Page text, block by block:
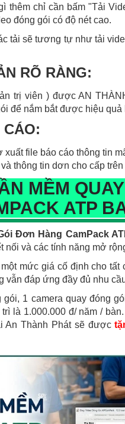
thêm chỉ cần bấm "Tải
đóng gói có độ nét cao.
tải sẽ tương tự như tải
RÕ RÀNG:
trị viên ) được AN
để nắm bắt được hiệu
xuất file báo cáo thông tin
thông tin dơn cho cấp trên
MỀM
ATP
Đơn Hàng CamPack
nối và các tính năng mở
mức giá cố định cho
đáp ứng đầy đủ nhu
1 camera quay đóng
là 1.000.000 đ/ năm /
An Thành Phát sẽ được